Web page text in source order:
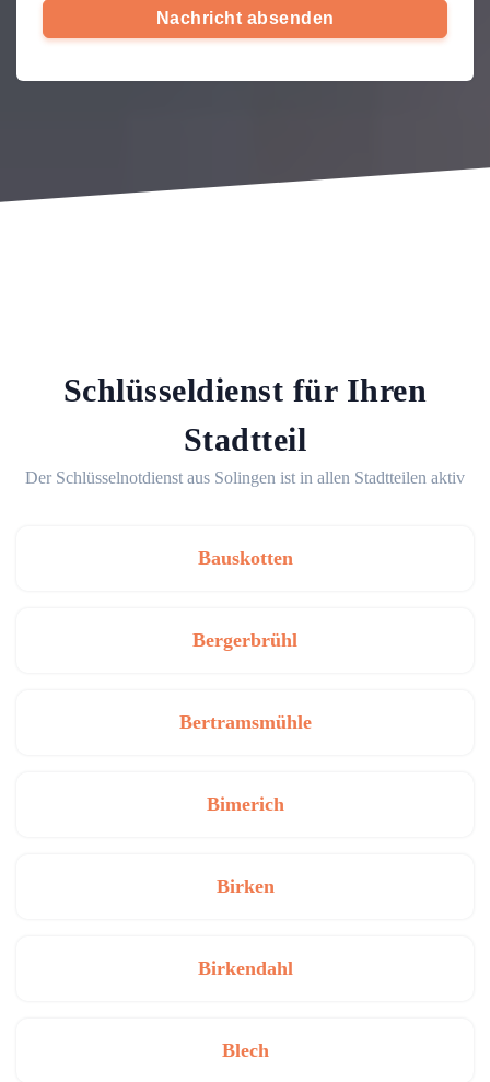
Nachricht absenden
Schlüsseldienst für Ihren
Stadtteil
Der Schlüsselnotdienst aus Solingen ist in allen Stadtteilen aktiv
Bauskotten
Bergerbrühl
Bertramsmühle
Bimerich
Birken
Birkendahl
Blech